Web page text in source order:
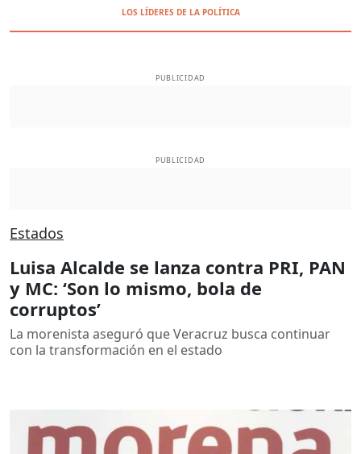
LOS LÍDERES DE LA POLÍTICA
PUBLICIDAD
PUBLICIDAD
Estados
Luisa Alcalde se lanza contra PRI, PAN
y MC: ‘Son lo mismo, bola de
corruptos’
La morenista aseguró que Veracruz busca continuar
con la transformación en el estado